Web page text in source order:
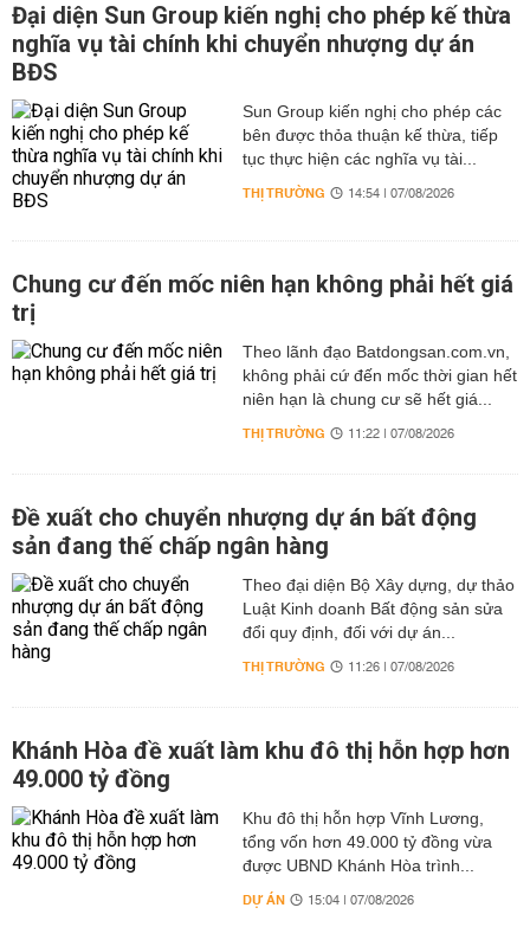
Đại diện Sun Group kiến nghị cho phép kế thừa
nghĩa vụ tài chính khi chuyển nhượng dự án
BĐS
Sun Group kiến nghị cho phép các
bên được thỏa thuận kế thừa, tiếp
tục thực hiện các nghĩa vụ tài...
THỊ TRƯỜNG 14:54 | 07/08/2026
Chung cư đến mốc niên hạn không phải hết giá
trị
Theo lãnh đạo Batdongsan.com.vn,
không phải cứ đến mốc thời gian hết
niên hạn là chung cư sẽ hết giá...
THỊ TRƯỜNG 11:22 | 07/08/2026
Đề xuất cho chuyển nhượng dự án bất động
sản đang thế chấp ngân hàng
Theo đại diện Bộ Xây dựng, dự thảo
Luật Kinh doanh Bất động sản sửa
đổi quy định, đối với dự án...
THỊ TRƯỜNG 11:26 | 07/08/2026
Khánh Hòa đề xuất làm khu đô thị hỗn hợp hơn
49.000 tỷ đồng
Khu đô thị hỗn hợp Vĩnh Lương,
tổng vốn hơn 49.000 tỷ đồng vừa
được UBND Khánh Hòa trình...
DỰ ÁN 15:04 | 07/08/2026